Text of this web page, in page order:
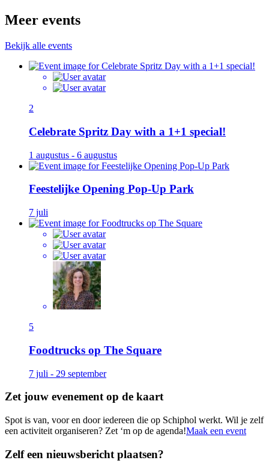
Meer events
Bekijk alle events
2
Celebrate Spritz Day with a 1+1 special!
1 augustus - 6 augustus
Feestelijke Opening Pop-Up Park
7 juli
5
Foodtrucks op The Square
7 juli - 29 september
Zet jouw evenement op de kaart
Spot is van, voor en door iedereen die op Schiphol werkt. Wil je zelf
een activiteit organiseren? Zet ‘m op de agenda!Maak een event
Zelf een nieuwsbericht plaatsen?